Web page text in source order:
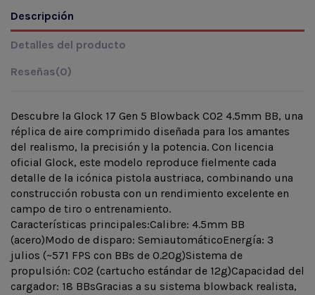
Descripción
Detalles del producto
Reseñas(0)
Descubre la Glock 17 Gen 5 Blowback CO2 4.5mm BB, una
réplica de aire comprimido diseñada para los amantes
del realismo, la precisión y la potencia. Con licencia
oficial Glock, este modelo reproduce fielmente cada
detalle de la icónica pistola austriaca, combinando una
construcción robusta con un rendimiento excelente en
campo de tiro o entrenamiento.
Características principales:Calibre: 4.5mm BB
(acero)Modo de disparo: SemiautomáticoEnergía: 3
julios (~571 FPS con BBs de 0.20g)Sistema de
propulsión: CO2 (cartucho estándar de 12g)Capacidad del
cargador: 18 BBsGracias a su sistema blowback realista,